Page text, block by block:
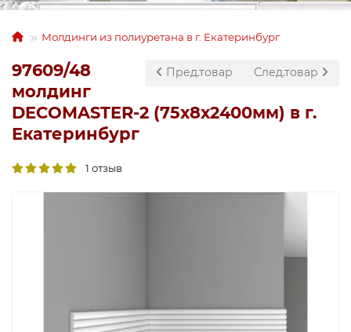
Молдинги из полиуретана в г. Екатеринбург
Пред.товар След.товар
97609/48
молдинг
DECOMASTER-2 (75х8х2400мм) в г.
Екатеринбург
1 отзыв